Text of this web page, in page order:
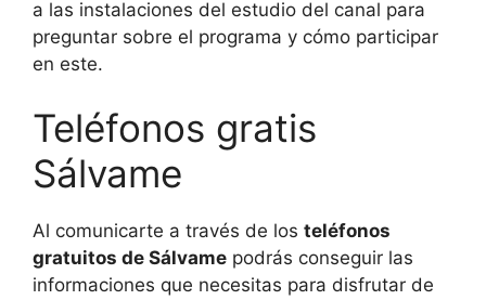
a las instalaciones del estudio del canal para
preguntar sobre el programa y cómo participar
en este.
Teléfonos gratis
Sálvame
Al comunicarte a través de los teléfonos
gratuitos de Sálvame podrás conseguir las
informaciones que necesitas para disfrutar de